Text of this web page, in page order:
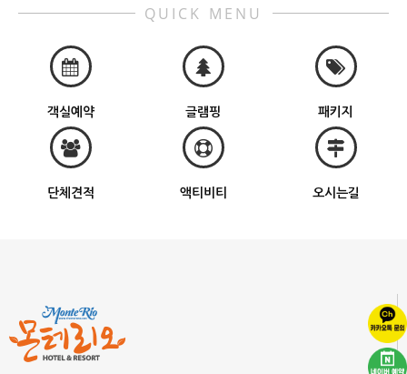
QUICK MENU
객실예약 글램핑 패키지
단체견적 액티비티 오시는길